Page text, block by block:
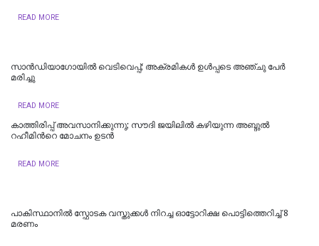
READ MORE
സാന്‍ഡിയാഗോയില്‍ വെടിവെപ്പ്; അക്രമികള്‍ ഉള്‍പ്പടെ അഞ്ചു പേര്‍
മരിച്ചു
READ MORE
കാത്തിരിപ്പ് അവസാനിക്കുന്നു; സൗദി ജയിലില്‍ കഴിയുന്ന അബ്ദുല്‍
റഹീമിന്‍റെ മോചനം ഉടന്‍
READ MORE
പാകിസ്ഥാനിൽ സ്ഫോടക വസ്തുക്കൾ നിറച്ച ഓട്ടോറിക്ഷ പൊട്ടിത്തെറിച്ച് 8
മരണം